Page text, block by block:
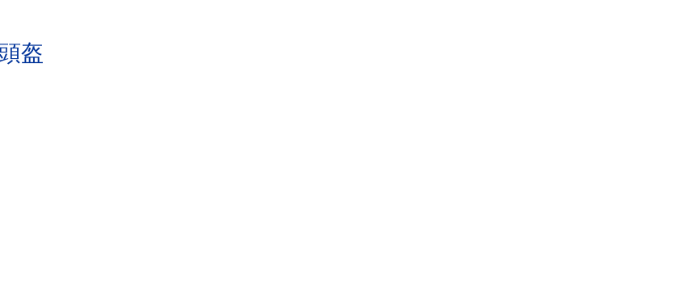
盔